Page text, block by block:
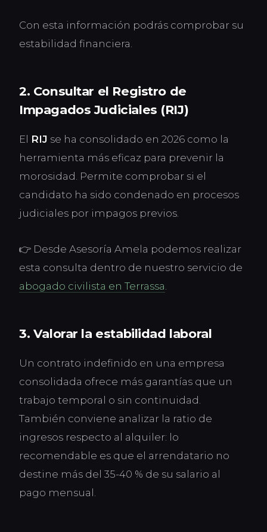
Con esta información podrás comprobar su
estabilidad financiera.
2. Consultar el Registro de
Impagados Judiciales (RIJ)
El RIJ se ha consolidado en 2026 como la
herramienta más eficaz para prevenir la
morosidad. Permite comprobar si el
candidato ha sido condenado en procesos
judiciales por impagos previos.
👉 Desde Asesoría Amela podemos realizar
esta consulta dentro de nuestro servicio de
abogado civilista en Terrassa.
3. Valorar la estabilidad laboral
Un contrato indefinido en una empresa
consolidada ofrece más garantías que un
trabajo temporal o sin continuidad.
También conviene analizar la ratio de
ingresos respecto al alquiler: lo
recomendable es que el arrendatario no
destine más del 35-40 % de su salario al
pago mensual.